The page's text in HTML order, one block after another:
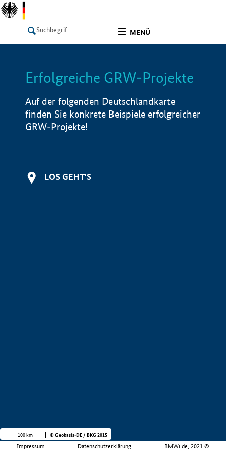
MENÜ
LISTE Info
Erfolgreiche GRW-Projekte
Auf der folgenden Deutschlandkarte
finden Sie konkrete Beispiele erfolgreicher
GRW-Projekte!
LOS GEHT'S
Impressum Datenschutzerklärung BMWi.de, 2021 ©
100 km © Geobasis-DE / BKG 2015